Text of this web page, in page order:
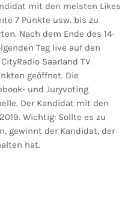
mit den meisten Likes
7 Punkte usw. bis zu
Nach dem Ende des 14-
Tag live auf den
Saarland TV
geöffnet. Die
und Juryvoting
Der Kandidat mit den
Wichtig: Sollte es zu
gewinnt der Kandidat, der
hat.